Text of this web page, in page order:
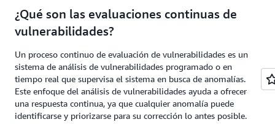
¿Qué son las evaluaciones continuas de
vulnerabilidades?
Un proceso continuo de evaluación de vulnerabilidades es un
sistema de análisis de vulnerabilidades programado o en
tiempo real que supervisa el sistema en busca de anomalías.
Este enfoque del análisis de vulnerabilidades ayuda a ofrecer
una respuesta continua, ya que cualquier anomalía puede
identificarse y priorizarse para su corrección lo antes posible.